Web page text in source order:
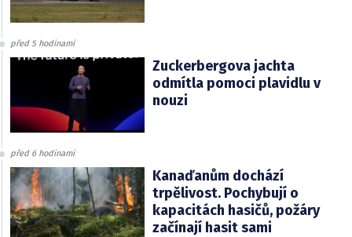
před 5 hodinami
Zuckerbergova jachta
odmítla pomoci plavidlu v
nouzi
před 6 hodinami
Kanaďanům dochází
trpělivost. Pochybují o
kapacitách hasičů, požáry
začínají hasit sami